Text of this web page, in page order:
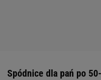
Spódnice dla pań po